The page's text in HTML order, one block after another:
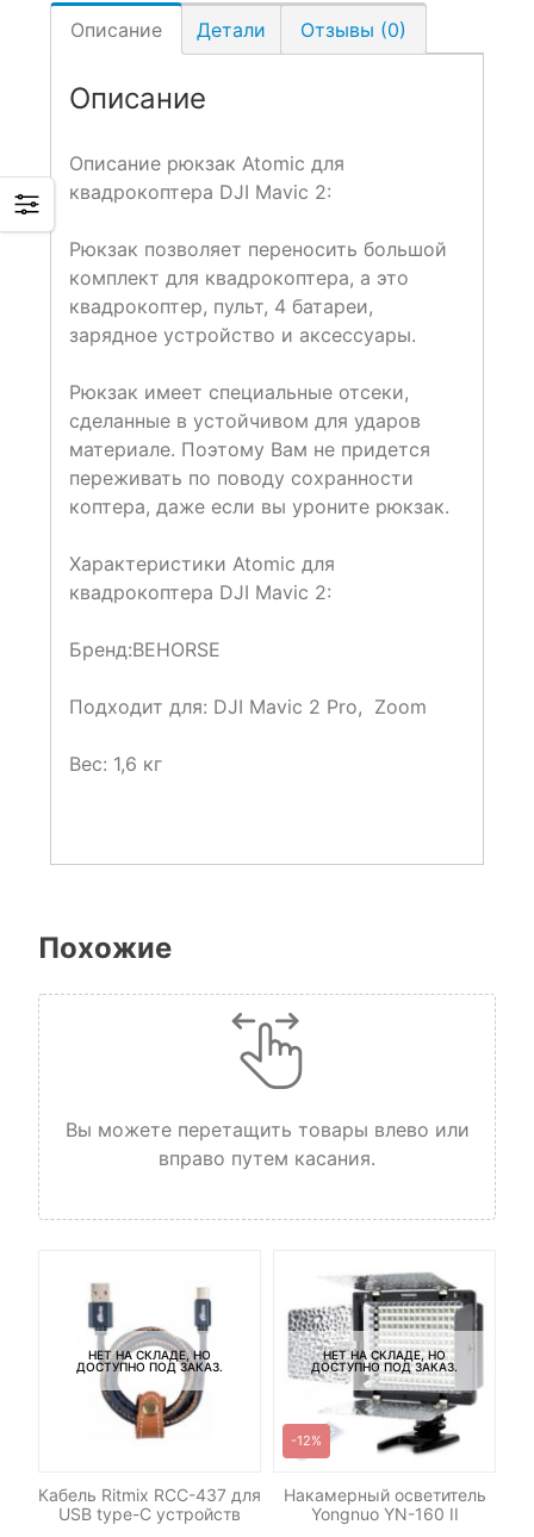
Описание Детали Отзывы (0)
Описание
Описание рюкзак Atomic для
квадрокоптера DJI Mavic 2:
Рюкзак позволяет переносить большой
комплект для квадрокоптера, а это
квадрокоптер, пульт, 4 батареи,
зарядное устройство и аксессуары.
Рюкзак имеет специальные отсеки,
сделанные в устойчивом для ударов
материале. Поэтому Вам не придется
переживать по поводу сохранности
коптера, даже если вы уроните рюкзак.
Характеристики Atomic для
квадрокоптера DJI Mavic 2:
Бренд:BEHORSE
Подходит для: DJI Mavic 2 Pro, Zoom
Вес: 1,6 кг
Похожие
Вы можете перетащить товары влево или
вправо путем касания.
НЕТ НА СКЛАДЕ, НО
ДОСТУПНО ПОД ЗАКАЗ.
Кабель Ritmix RCC-437 для
USB type-C устройств
НЕТ НА СКЛАДЕ, НО
ДОСТУПНО ПОД ЗАКАЗ.
-12%
Накамерный осветитель
Yongnuo YN-160 II